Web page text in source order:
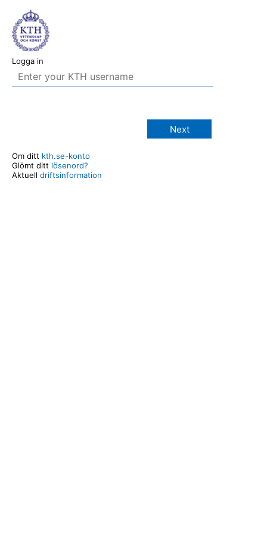
Logga in
Next
Om ditt kth.se-konto
Glömt ditt lösenord?
Aktuell driftsinformation